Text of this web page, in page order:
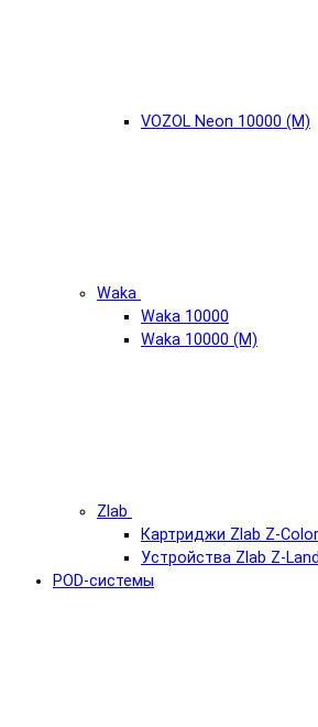
VOZOL Neon 10000 (М)
Waka
Waka 10000
Waka 10000 (М)
Zlab
Картриджи Zlab Z-
Устройства Zlab Z-
POD-системы